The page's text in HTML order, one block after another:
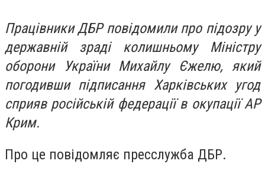
Працівники ДБР повідомили про підозру у
державній зраді колишньому Міністру
оборони України Михайлу Єжелю, який
погодивши підписання Харківських угод
сприяв російській федерації в окупації АР
Крим.
Про це повідомляє пресслужба ДБР.